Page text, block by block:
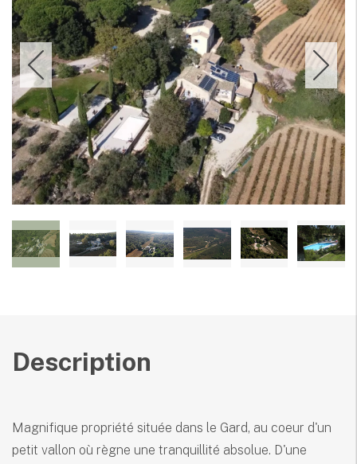
Description
Magnifique propriété située dans le Gard, au coeur d'un
petit vallon où règne une tranquillité absolue. D'une